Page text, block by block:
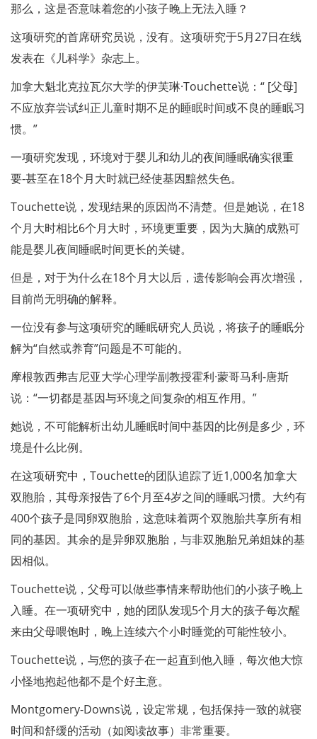
那么，这是否意味着您的小孩子晚上无法入睡？
这项研究的首席研究员说，没有。这项研究于5月27日在线
发表在《儿科学》杂志上。
加拿大魁北克拉瓦尔大学的伊芙琳·Touchette说：“ [父母]
不应放弃尝试纠正儿童时期不足的睡眠时间或不良的睡眠习
惯。”
一项研究发现，环境对于婴儿和幼儿的夜间睡眠确实很重
要-甚至在18个月大时就已经使基因黯然失色。
Touchette说，发现结果的原因尚不清楚。但是她说，在18
个月大时相比6个月大时，环境更重要，因为大脑的成熟可
能是婴儿夜间睡眠时间更长的关键。
但是，对于为什么在18个月大以后，遗传影响会再次增强，
目前尚无明确的解释。
一位没有参与这项研究的睡眠研究人员说，将孩子的睡眠分
解为“自然或养育”问题是不可能的。
摩根敦西弗吉尼亚大学心理学副教授霍利·蒙哥马利-唐斯
说：“一切都是基因与环境之间复杂的相互作用。”
她说，不可能解析出幼儿睡眠时间中基因的比例是多少，环
境是什么比例。
在这项研究中，Touchette的团队追踪了近1,000名加拿大
双胞胎，其母亲报告了6个月至4岁之间的睡眠习惯。大约有
400个孩子是同卵双胞胎，这意味着两个双胞胎共享所有相
同的基因。其余的是异卵双胞胎，与非双胞胎兄弟姐妹的基
因相似。
Touchette说，父母可以做些事情来帮助他们的小孩子晚上
入睡。在一项研究中，她的团队发现5个月大的孩子每次醒
来由父母喂饱时，晚上连续六个小时睡觉的可能性较小。
Touchette说，与您的孩子在一起直到他入睡，每次他大惊
小怪地抱起他都不是个好主意。
Montgomery-Downs说，设定常规，包括保持一致的就寝
时间和舒缓的活动（如阅读故事）非常重要。